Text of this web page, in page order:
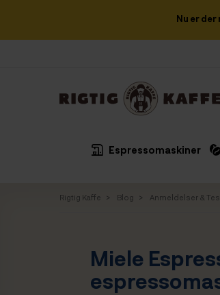
Nu er
Espressomaskiner
Rigtig Kaffe Blog Anmeldelser &
Miele